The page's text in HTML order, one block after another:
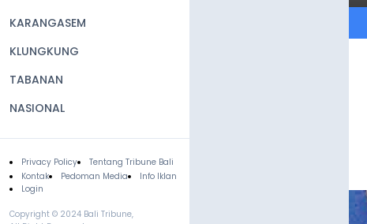
KARANGASEM
KLUNGKUNG
TABANAN
NASIONAL
Footer
Privacy Policy
Tentang Tribune Bali
Kontak
Pedoman Media
Info Iklan
Login
Copyright © 2024 Bali Tribune,